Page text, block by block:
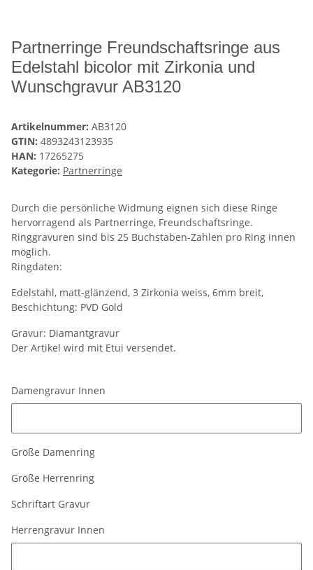
Partnerringe Freundschaftsringe aus
Edelstahl bicolor mit Zirkonia und
Wunschgravur AB3120
Artikelnummer: AB3120
GTIN: 4893243123935
HAN: 17265275
Kategorie: Partnerringe
Durch die persönliche Widmung eignen sich diese Ringe
hervorragend als Partnerringe, Freundschaftsringe.
Ringgravuren sind bis 25 Buchstaben-Zahlen pro Ring innen
möglich.
Ringdaten:
Edelstahl, matt-glänzend, 3 Zirkonia weiss, 6mm breit,
Beschichtung: PVD Gold
Gravur: Diamantgravur
Der Artikel wird mit Etui versendet.
Damengravur Innen
Größe Damenring
Größe Herrenring
Schriftart Gravur
Herrengravur Innen